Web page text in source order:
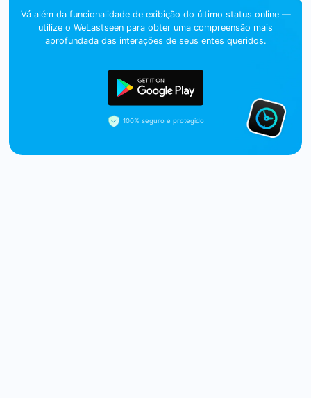
Vá além da funcionalidade de exibição do último status online —
utilize o WeLastseen para obter uma compreensão mais
aprofundada das interações de seus entes queridos.
100% seguro e protegido